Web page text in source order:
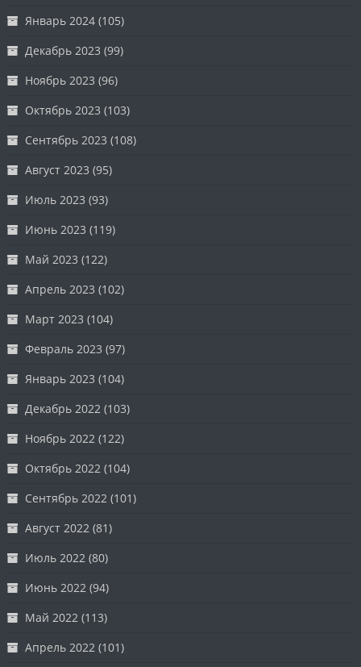
Январь 2024 (105)
Декабрь 2023 (99)
Ноябрь 2023 (96)
Октябрь 2023 (103)
Сентябрь 2023 (108)
Август 2023 (95)
Июль 2023 (93)
Июнь 2023 (119)
Май 2023 (122)
Апрель 2023 (102)
Март 2023 (104)
Февраль 2023 (97)
Январь 2023 (104)
Декабрь 2022 (103)
Ноябрь 2022 (122)
Октябрь 2022 (104)
Сентябрь 2022 (101)
Август 2022 (81)
Июль 2022 (80)
Июнь 2022 (94)
Май 2022 (113)
Апрель 2022 (101)